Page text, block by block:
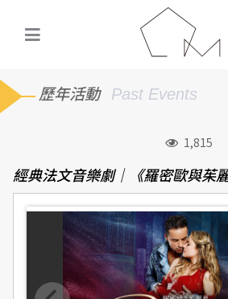
歷年活動 Past Events
1,815
經典法文音樂劇｜《羅密歐與茱